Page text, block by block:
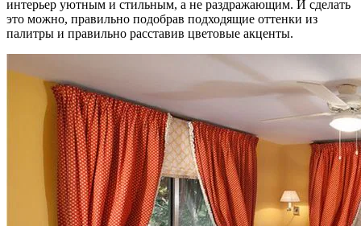
интерьер уютным и стильным, а не раздражающим. И сделать
это можно, правильно подобрав подходящие оттенки из
палитры и правильно расставив цветовые акценты.